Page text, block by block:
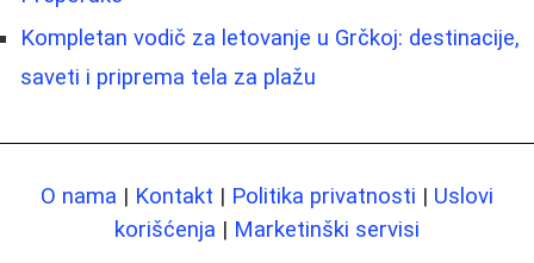
Kompletan vodič za letovanje u Grčkoj: destinacije,
saveti i priprema tela za plažu
O nama | Kontakt | Politika privatnosti | Uslovi
korišćenja | Marketinški servisi